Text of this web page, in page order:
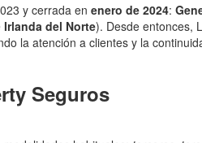
y cerrada en enero de 2024:
Irlanda del Norte). Desde entonces,
la atención a clientes y la
Seguros